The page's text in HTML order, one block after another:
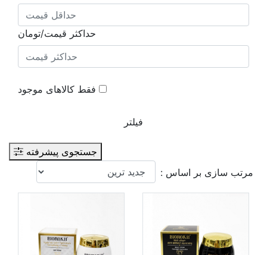
حداکثر قیمت/تومان
فقط کالاهای موجود
فیلتر
جستجوی پیشرفته
مرتب سازی بر اساس :